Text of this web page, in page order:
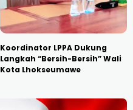
Koordinator LPPA Dukung
Langkah “Bersih-Bersih” Wali
Kota Lhokseumawe